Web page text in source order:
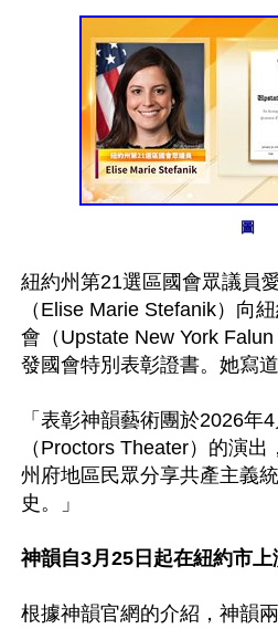
圖
紐約州第21選區國會眾議員
（Elise Marie Stefanik）向
會（Upstate New York
發國會特別表彰證書。她寫道
「表彰神韻藝術團於2026年
（Proctors Theater）的演
州府地區民眾分享共產主義
史。」
神韻自3月25日起在紐約市上
根據神韻官網的介紹，神韻